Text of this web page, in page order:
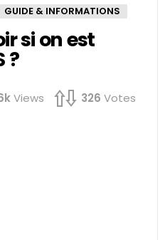
GUIDE & INFORMATIONS
si on est
?
Views 326 Votes